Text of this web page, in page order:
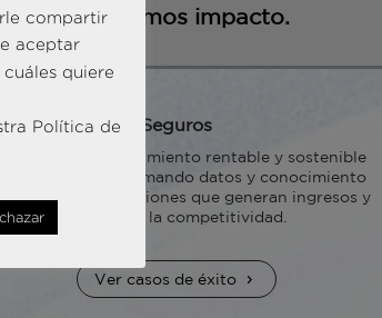
generamos impacto.
Seguros
un crecimiento rentable y sostenible
seguros, transformando datos y conocimiento
mercado en decisiones que generan ingresos y
optimizan la competitividad.
Ver casos de éxito
compartir
aceptar
quiere
Política de